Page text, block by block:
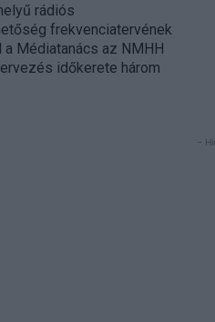
rádiós
frekvenciatervének
Médiatanács az NMHH
időkerete három
-